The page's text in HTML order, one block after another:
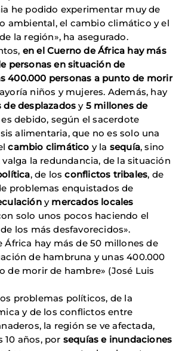
he podido experimentar muy de
ambiental, el cambio climático y el
la región», ha asegurado.
en el Cuerno de África hay más
personas en situación de
400.000 personas a punto de morir
niños y mujeres. Además, hay
de desplazadosy 5 millones de
es debido, según el sacerdote
alimentaria, que no es solo una
cambio climático y la sequía, sino
la redundancia, de la situación
, de losconflictos tribales, de
problemas enquistados de
y mercados locales
solo unos pocos haciendo el
los más desfavorecidos».
África hay más de 50 millones de
de hambruna y unas 400.000
de morir de hambre» (José Luis
problemas políticos, de la
y de los conflictos entre
la región se ve afectada,
10 años, por sequías e inundaciones